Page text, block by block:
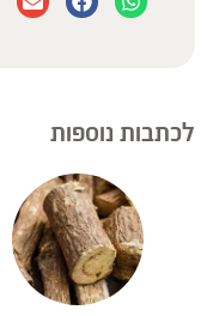
לכתבות נוספות